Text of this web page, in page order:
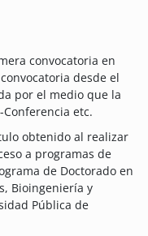
convocatoria en
desde el
por el medio que la
etc.
obtenido al realizar
a programas de
de Doctorado en
Bioingeniería y
Pública de